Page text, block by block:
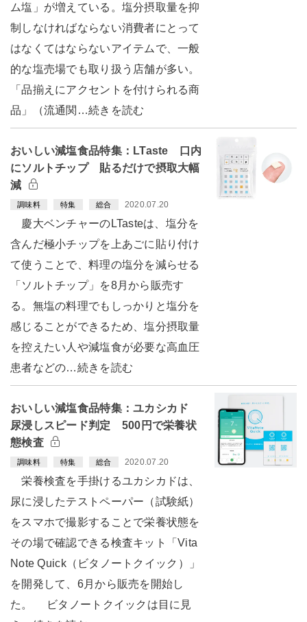
ム塩」が増えている。塩分摂取量を抑
制しなければならない消費者にとって
はなくてはならないアイテムで、一般
的な塩売場でも取り扱う店舗が多い。
「品揃えにアクセントを付けられる商
品」（流通関…続きを読む
おいしい減塩食品特集：LTaste 口内
にソルトチップ 貼るだけで摂取大幅
減
調味料 特集 総合 2020.07.20
慶大ベンチャーのLTasteは、塩分を
含んだ極小チップを上あごに貼り付け
て使うことで、料理の塩分を減らせる
「ソルトチップ」を8月から販売す
る。無塩の料理でもしっかりと塩分を
感じることができるため、塩分摂取量
を控えたい人や減塩食が必要な高血圧
患者などの…続きを読む
おいしい減塩食品特集：ユカシカド
尿浸しスピード判定 500円で栄養状
態検査
調味料 特集 総合 2020.07.20
栄養検査を手掛けるユカシカドは、
尿に浸したテストペーパー（試験紙）
をスマホで撮影することで栄養状態を
その場で確認できる検査キット「Vita
Note Quick（ビタノートクイック）」
を開発して、6月から販売を開始し
た。 ビタノートクイックは目に見